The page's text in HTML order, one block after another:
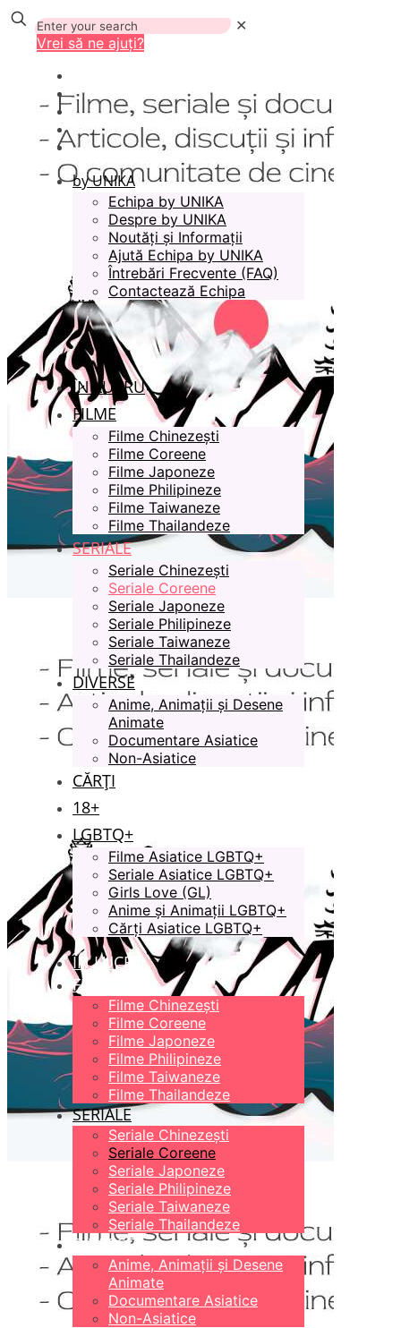
✕
Vrei să ne ajuți?
by UNIKA
Echipa by UNIKA
Despre by UNIKA
Noutăți și Informații
Ajută Echipa by UNIKA
Întrebări Frecvente (FAQ)
Contactează Echipa
ÎN LUCRU
FILME
Filme Chinezești
Filme Coreene
Filme Japoneze
Filme Philipineze
Filme Taiwaneze
Filme Thailandeze
SERIALE
Seriale Chinezești
Seriale Coreene
Seriale Japoneze
Seriale Philipineze
Seriale Taiwaneze
Seriale Thailandeze
DIVERSE
Anime, Animații și Desene
Animate
Documentare Asiatice
Non-Asiatice
CĂRȚI
18+
LGBTQ+
Filme Asiatice LGBTQ+
Seriale Asiatice LGBTQ+
Girls Love (GL)
Anime și Animații LGBTQ+
Cărți Asiatice LGBTQ+
ÎN LUCRU
FILME
Filme Chinezești
Filme Coreene
Filme Japoneze
Filme Philipineze
Filme Taiwaneze
Filme Thailandeze
SERIALE
Seriale Chinezești
Seriale Coreene
Seriale Japoneze
Seriale Philipineze
Seriale Taiwaneze
Seriale Thailandeze
DIVERSE
Anime, Animații și Desene
Animate
Documentare Asiatice
Non-Asiatice